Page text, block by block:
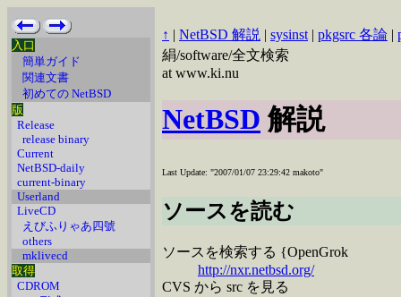
入口
簡単ガイド
関連文書
初めての NetBSD
版
Release
release binary
Current
NetBSD-daily
current-binary
Userland
LiveCD
えびふりゃあ四號
others
mklivecd
取得
CDROM
↑ | NetBSD 解説 | sysinst | pkgsrc 各論 |
絹/software/全文検索
at www.ki.nu
NetBSD 解説
Last Update: "2007/01/07 23:29:42 makoto"
ソースを読む
ソースを検索する {OpenGrok
http://nxr.netbsd.org/
CVS から src を見る